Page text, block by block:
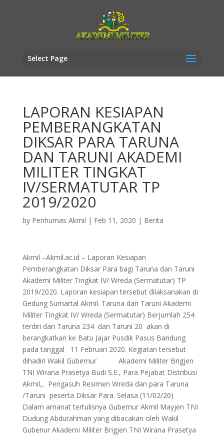
Select Page
LAPORAN KESIAPAN
PEMBERANGKATAN
DIKSAR PARA TARUNA
DAN TARUNI AKADEMI
MILITER TINGKAT
IV/SERMATUTAR TP
2019/2020
by Penhumas Akmil | Feb 11, 2020 | Berita
Akmil –Akmil.ac.id – Laporan Kesiapan
Pemberangkatan Diksar Para bagi Taruna dan Taruni
Akademi Militer Tingkat IV/ Wreda (Sermatutar) TP
2019/2020. Laporan kesiapan tersebut dilaksanakan di
Gedung Sumartal Akmil. Taruna dan Taruni Akademi
Militer Tingkat IV/ Wreda (Sermatutar) Berjumlah 254
terdiri dari Taruna 234 dan Taruni 20 akan di
berangkatkan ke Batu Jajar Pusdik Pasus Bandung
pada tanggal 11 Februari 2020. Kegiatan tersebut
dihadiri Wakil Gubernur Akademi Militer Brigjen
TNI Wirana Prasetya Budi S.E., Para Pejabat Distribusi
Akmil,, Pengasuh Resimen Wreda dan para Taruna
/Taruni peserta Diksar Para. Selasa (11/02/20)
Dalam amanat tertulisnya Gubernur Akmil Mayjen TNI
Dudung Abdurahman yang dibacakan oleh Wakil
Gubenur Akademi Militer Brigjen TNI Wirana Prasetya